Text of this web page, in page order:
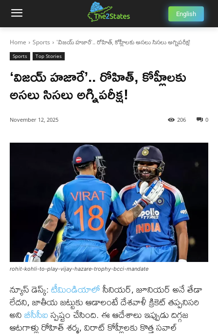
English
Home Sports 'విజయ్ హజారే'.. రోహిత్, కోహ్లీలకు అసలు సిసలు అగ్నిపరీక్ష!
Sports Top Stories
‘విజయ్ హజారే’.. రోహిత్, కోహ్లీలకు
అసలు సిసలు అగ్నిపరీక్ష!
November 12, 2025 0
206
rohit-kohli-to-play-vijay-hazare-trophy-bcci-mandate
న్యూస్ డెస్క్:టీమిండియాలోసీనియర్, జూనియర్ అనే తేడా
లేదని, జాతీయ జట్టుకు ఆడాలంటే దేశవాళీ క్రికెట్ తప్పనిసరి
అనిబీసీసీఐస్పష్టం చేసింది. ఈ ఆదేశాలు ఇప్పుడు దిగ్గజ
ఆటగాళ్లు రోహిత్ శర్మ, విరాట్ కోహ్లీలకు కొత్త సవాల్